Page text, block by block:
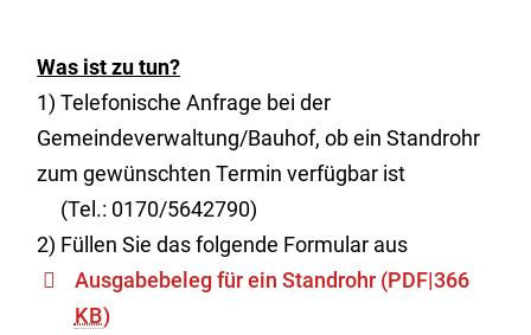
Was ist zu tun?
1) Telefonische Anfrage bei der
Gemeindeverwaltung/Bauhof, ob ein Standrohr
zum gewünschten Termin verfügbar ist
(Tel.: 0170/5642790)
2) Füllen Sie das folgende Formular aus
Ausgabebeleg für ein Standrohr(PDF|366
KB)